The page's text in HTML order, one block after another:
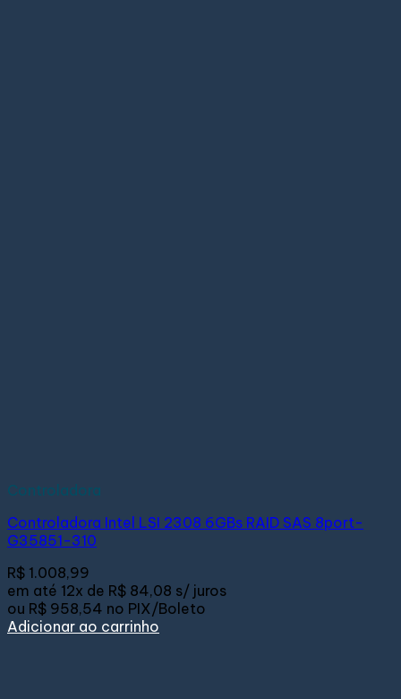
Controladora
Controladora Intel LSI 2308 6GBs RAID SAS 8port-
G35851-310
R$ 1.008,99
em até 12x de R$ 84,08 s/ juros
ou R$ 958,54 no PIX/Boleto
Adicionar ao carrinho